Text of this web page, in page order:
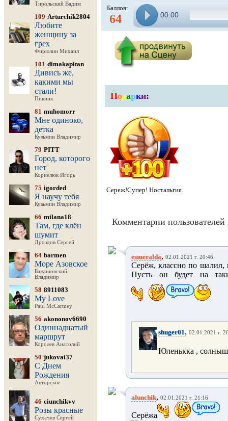
Тирольский Вадим
109 Arturchik2804
Любите
женщину за
грех
Фирюлин Михаил
101 dimakapitan
Дивись же,
какими мы
стали!
Пикник
81 muhomorr
Мне одиноко,
детка
Кузьмин Владимир
79 PITT
Город, которого
нет
Корнелюк Игорь
75 igorded
Я научу тебя
Кузьмин Владимир
66 milana18
Там, где клён
шумит
Дроздов Сергей
64 barmen
Море Азовское
Бажиновский
Владимир
58 8911083
My Love
Paul McCartney
56 akononov6690
Одиннадцатый
маршрут
Королев Анатолий
50 jukovai37
С Днем
Рождения
Авторские
46 ciunchikvv
Розы красные
Сухачев Сергей
Баллов:
64 00:00
Подарки:
Сереж!Супер! Ностальгия.
Комментарии пользователей
esmeralda, 02.01.2021 г. 20:46
Серёж, классно по шалил,
Пусть он будет на
shuger01, 02.01.2021 г.
Юленькка ,
alunchik, 02.01.2021 г. 21:16
Серёжа